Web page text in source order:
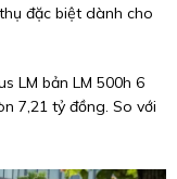
đặc biệt dành cho
LM bản LM 500h 6
7,21 tỷ đồng. So với